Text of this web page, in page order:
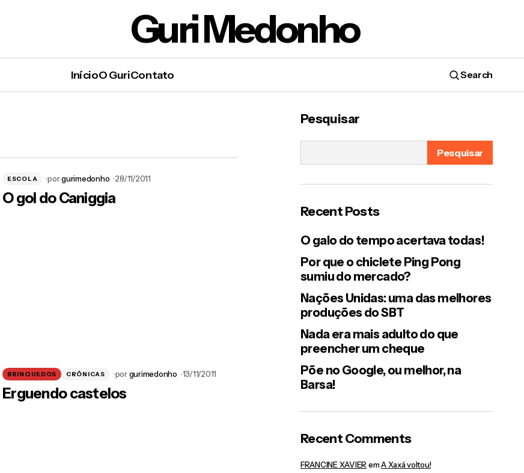
Guri Medonho
InícioO GuriContato Search
ESCOLA porgurimedonho 28/11/2011
O gol do Caniggia
BRINQUEDOS CRÔNICAS porgurimedonho 13/11/2011
Erguendo castelos
Pesquisar
Pesquisar
Recent Posts
O galo do tempo acertava todas!
Por que o chiclete Ping Pong
sumiu do mercado?
Nações Unidas: uma das melhores
produções do SBT
Nada era mais adulto do que
preencher um cheque
Põe no Google, ou melhor, na
Barsa!
Recent Comments
FRANCINE XAVIER emA Xaxá voltou!